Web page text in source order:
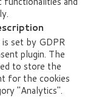
set by GDPR
plugin. The
to store the
for the cookies
"Analytics".